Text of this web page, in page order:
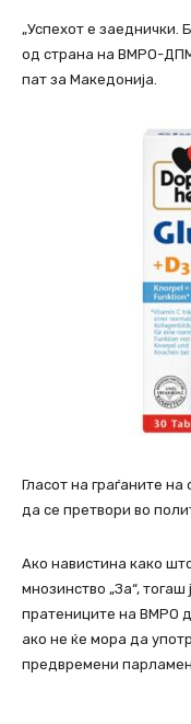
„Успехот е заеднички.
од страна на ВМРО-
пат за Македонија.
Гласот на граѓаните
да се претвори во
Ако навистина како
мнозинство „За“,
пратениците на ВМРО
ако не ќе мора да
предвремени